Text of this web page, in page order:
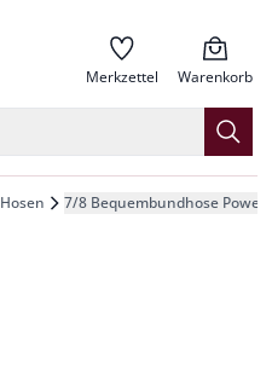
Merkzettel Warenkorb
Hosen 7/8 Bequembundhose